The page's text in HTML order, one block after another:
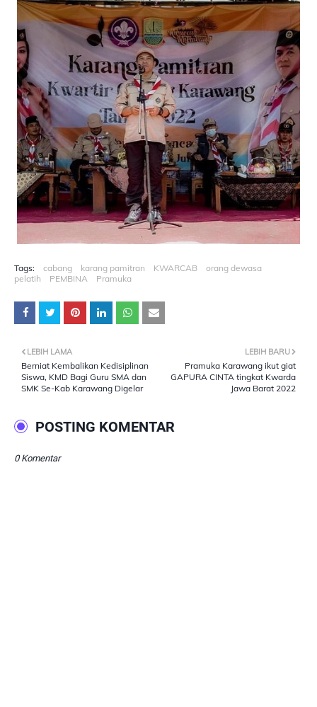
Tags: cabang karang pamitran KWARCAB
orang dewasa
pelatih
PEMBINA Pramuka
LEBIH BARU
Pramuka Karawang ikut giat
GAPURA CINTA tingkat Kwarda
Jawa Barat 2022
LEBIH LAMA
Berniat Kembalikan Kedisiplinan
Siswa, KMD Bagi Guru SMA dan
SMK Se-Kab Karawang Digelar
POSTING KOMENTAR
0 Komentar